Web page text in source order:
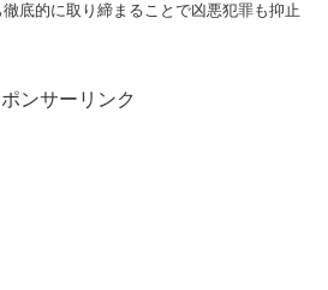
底的に取り締まることで凶悪犯罪も抑止
ンサーリンク